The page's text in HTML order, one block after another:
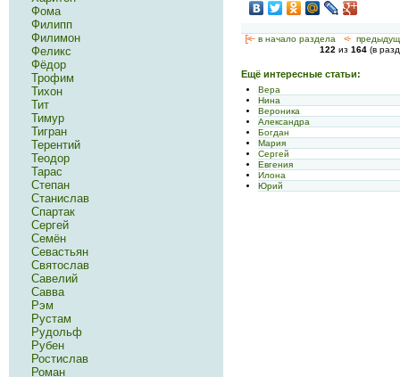
[<— в начало раздела <-
122 из 164 (в
Ещё интересные статьи:
Вера
Нина
Вероника
Александра
Богдан
Мария
Сергей
Евгения
Илона
Юрий
Фома
Филипп
Филимон
Феликс
Фёдор
Трофим
Тихон
Тит
Тимур
Тигран
Терентий
Теодор
Тарас
Степан
Станислав
Спартак
Сергей
Семён
Севастьян
Святослав
Савелий
Савва
Рэм
Рустам
Рудольф
Рубен
Ростислав
Роман